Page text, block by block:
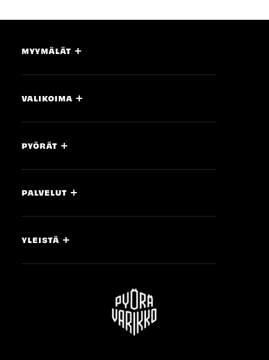
MYYMÄLÄT
VALIKOIMA
PYÖRÄT
PALVELUT
YLEISTÄ